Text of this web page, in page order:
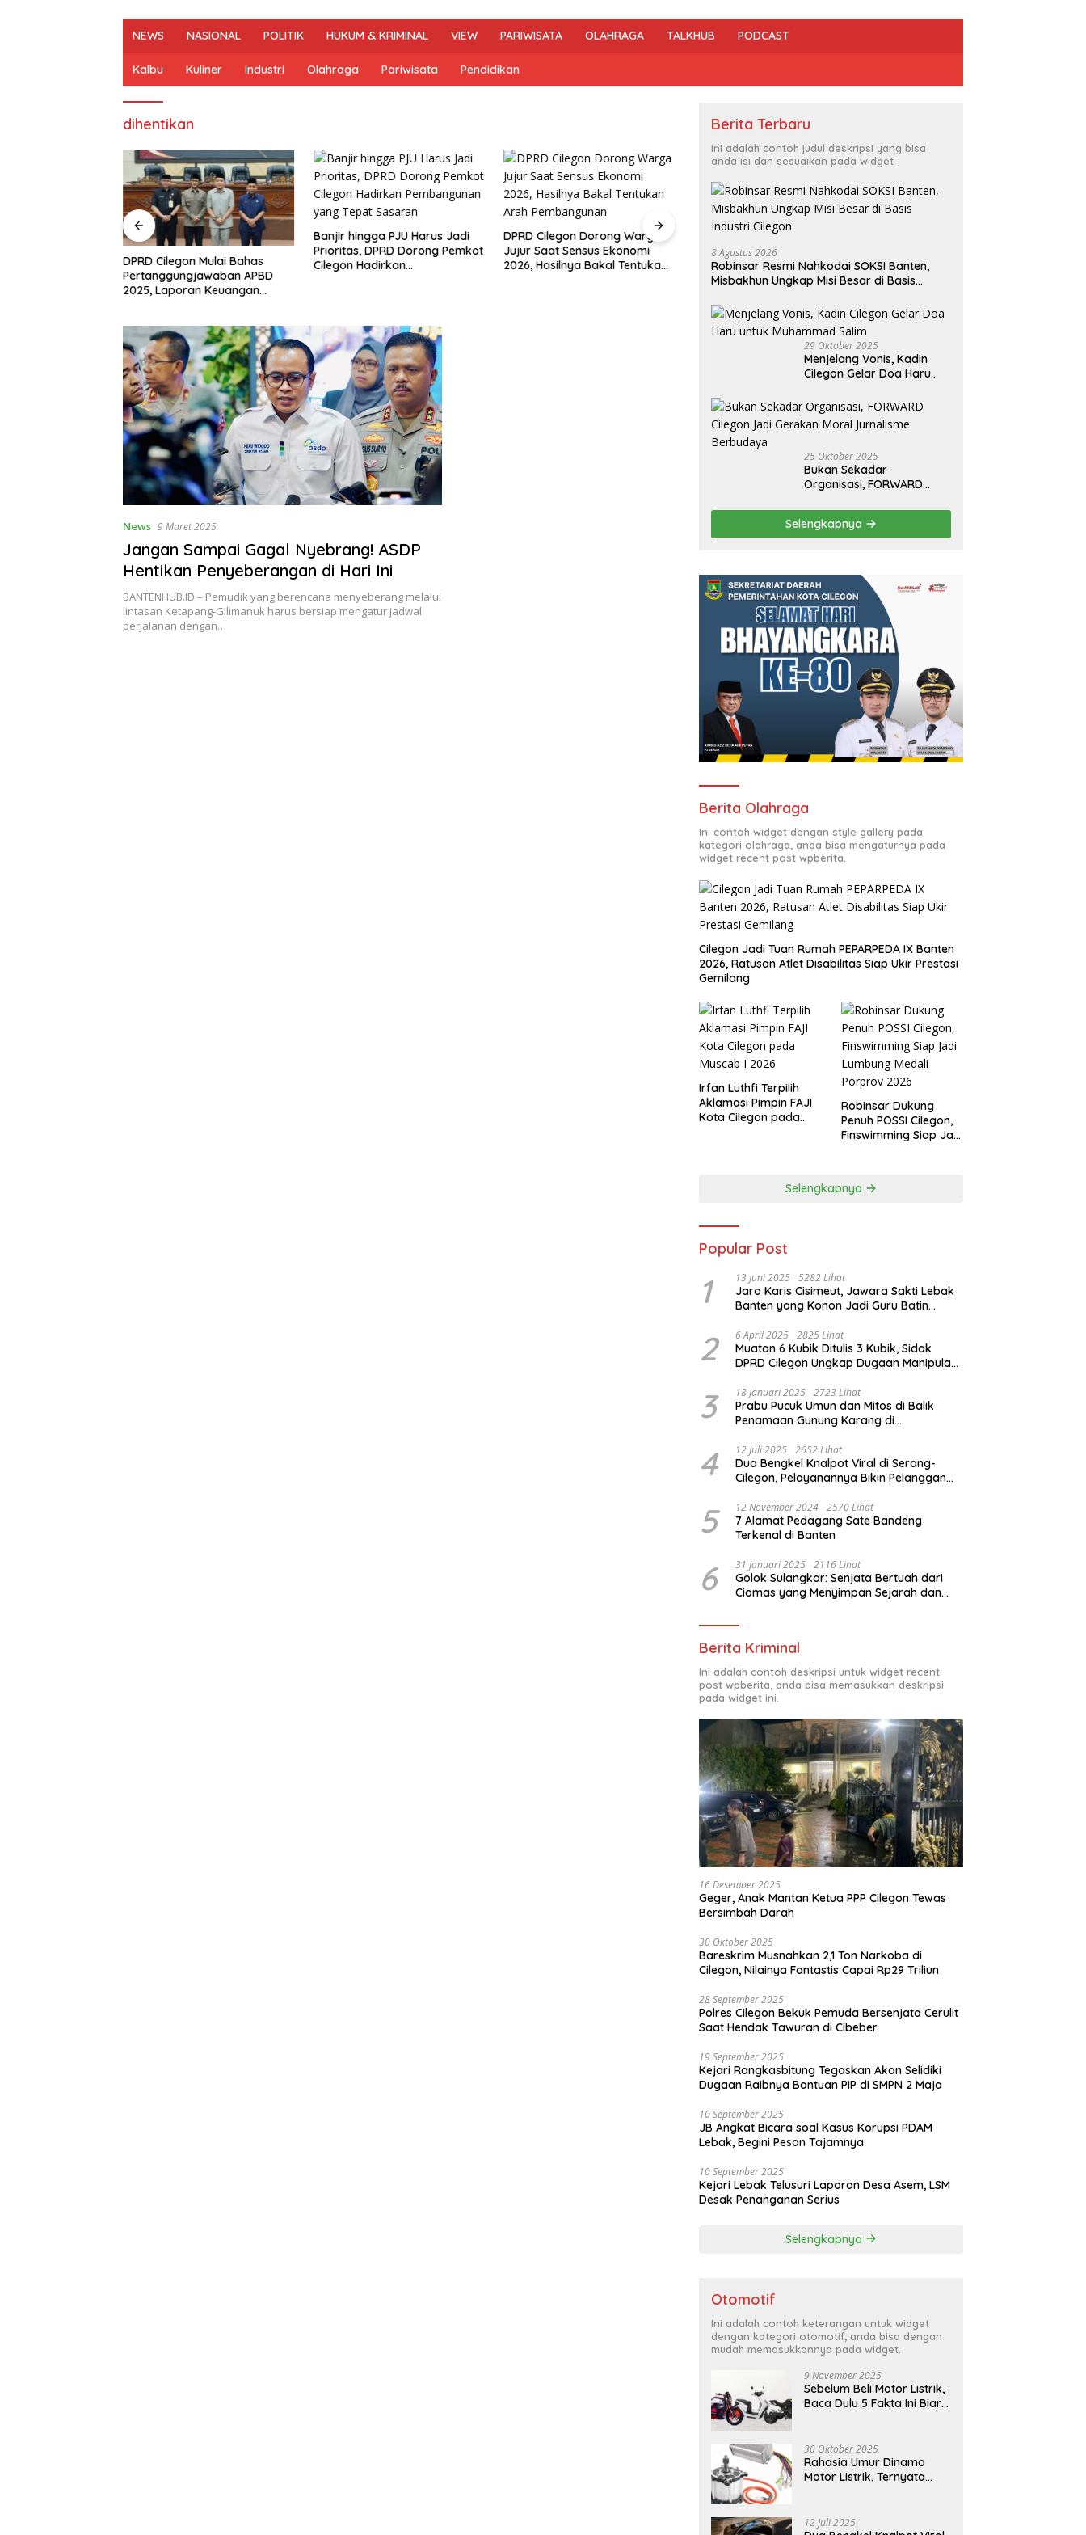
NEWS NASIONAL POLITIK HUKUM & KRIMINAL VIEW PARIWISATA OLAHRAGA TALKHUB PODCAST
Kalbu Kuliner Industri Olahraga Pariwisata Pendidikan
dihentikan
DPRD Cilegon Mulai Bahas
Pertanggungjawaban APBD
2025, Laporan Keuangan
Banjir hingga PJU Harus Jadi
Prioritas, DPRD Dorong Pemkot
Cilegon Hadirkan
DPRD Cilegon Dorong Warga
Jujur Saat Sensus Ekonomi
2026, Hasilnya Bakal Tentukan
Cilegon Jadi Tuan Rumah
PEPARPEDA IX Banten 2026,
Ratusan Atlet Disabilitas Siap
Ukir Prestasi Gemilang
Hiburan Bermasalah Jadi
Sorotan
News 9 Maret 2025
Jangan Sampai Gagal Nyebrang! ASDP
Hentikan Penyeberangan di Hari Ini
BANTENHUB.ID – Pemudik yang berencana menyeberang melalui
lintasan Ketapang-Gilimanuk harus bersiap mengatur jadwal
perjalanan dengan…
Berita Terbaru
Ini adalah contoh judul deskripsi yang bisa
anda isi dan sesuaikan pada widget
8 Agustus 2026
Robinsar Resmi Nahkodai SOKSI Banten,
Misbakhun Ungkap Misi Besar di Basis
29 Oktober 2025
Menjelang Vonis, Kadin
Cilegon Gelar Doa Haru
25 Oktober 2025
Bukan Sekadar
Organisasi, FORWARD
Moral Jurnalisme
Berbudaya
Selengkapnya
Berita Olahraga
Ini contoh widget dengan style gallery pada
kategori olahraga, anda bisa mengaturnya pada
widget recent post wpberita.
Cilegon Jadi Tuan Rumah PEPARPEDA IX Banten
2026, Ratusan Atlet Disabilitas Siap Ukir Prestasi
Gemilang
Irfan Luthfi Terpilih
Aklamasi Pimpin FAJI
Kota Cilegon pada
Robinsar Dukung
Penuh POSSI Cilegon,
Finswimming Siap Jadi
Selengkapnya
Popular Post
1 13 Juni 2025 5282 Lihat
Jaro Karis Cisimeut, Jawara Sakti Lebak
Banten yang Konon Jadi Guru Batin
2 6 April 2025 2825 Lihat
Muatan 6 Kubik Ditulis 3 Kubik, Sidak
DPRD Cilegon Ungkap Dugaan Manipulasi
3 18 Januari 2025 2723 Lihat
Prabu Pucuk Umun dan Mitos di Balik
Penamaan Gunung Karang di
4 12 Juli 2025 2652 Lihat
Dua Bengkel Knalpot Viral di Serang-
Cilegon, Pelayanannya Bikin Pelanggan
5 12 November 2024 2570 Lihat
7 Alamat Pedagang Sate Bandeng
Terkenal di Banten
6 31 Januari 2025 2116 Lihat
Golok Sulangkar: Senjata Bertuah dari
Ciomas yang Menyimpan Sejarah dan
Berita Kriminal
Ini adalah contoh deskripsi untuk widget recent
post wpberita, anda bisa memasukkan deskripsi
pada widget ini.
16 Desember 2025
Geger, Anak Mantan Ketua PPP Cilegon Tewas
Bersimbah Darah
30 Oktober 2025
Bareskrim Musnahkan 2,1 Ton Narkoba di
Cilegon, Nilainya Fantastis Capai Rp29 Triliun
28 September 2025
Polres Cilegon Bekuk Pemuda Bersenjata Cerulit
Saat Hendak Tawuran di Cibeber
19 September 2025
Kejari Rangkasbitung Tegaskan Akan Selidiki
Dugaan Raibnya Bantuan PIP di SMPN 2 Maja
10 September 2025
JB Angkat Bicara soal Kasus Korupsi PDAM
Lebak, Begini Pesan Tajamnya
10 September 2025
Kejari Lebak Telusuri Laporan Desa Asem, LSM
Desak Penanganan Serius
Selengkapnya
Otomotif
Ini adalah contoh keterangan untuk widget
dengan kategori otomotif, anda bisa dengan
mudah memasukkannya pada widget.
9 November 2025
Sebelum Beli Motor Listrik,
Baca Dulu 5 Fakta Ini Biar
30 Oktober 2025
Rahasia Umur Dinamo
Motor Listrik, Ternyata
12 Juli 2025